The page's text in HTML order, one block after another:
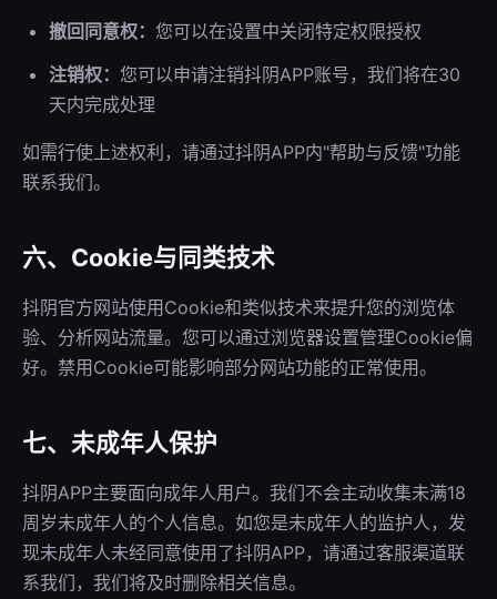
撤回同意权： 您可以在设置中关闭特定权限授权
注销权： 您可以申请注销抖阴APP账号，我们将在30
天内完成处理
如需行使上述权利，请通过抖阴APP内"帮助与反馈"功能
联系我们。
六、Cookie与同类技术
抖阴官方网站使用Cookie和类似技术来提升您的浏览体
验、分析网站流量。您可以通过浏览器设置管理Cookie偏
好。禁用Cookie可能影响部分网站功能的正常使用。
七、未成年人保护
抖阴APP主要面向成年人用户。我们不会主动收集未满18
周岁未成年人的个人信息。如您是未成年人的监护人，发
现未成年人未经同意使用了抖阴APP，请通过客服渠道联
系我们，我们将及时删除相关信息。